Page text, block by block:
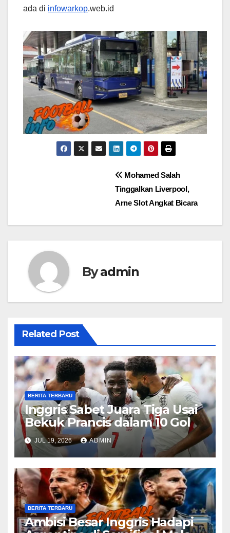
ada di infowarkop.web.id
Mohamed Salah
Tinggalkan Liverpool,
Arne Slot Angkat Bicara
Byadmin
Related Post
BERITA TERBARU
Inggris Sabet Juara Tiga Usai
Bekuk Prancis dalam 10 Gol
JUL 19, 2026 ADMIN
BERITA TERBARU
Ambisi Besar Inggris Hadapi